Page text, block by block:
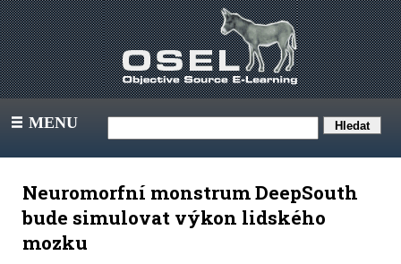
III MENU
Neuromorfní monstrum DeepSouth
bude simulovat výkon lidského
mozku